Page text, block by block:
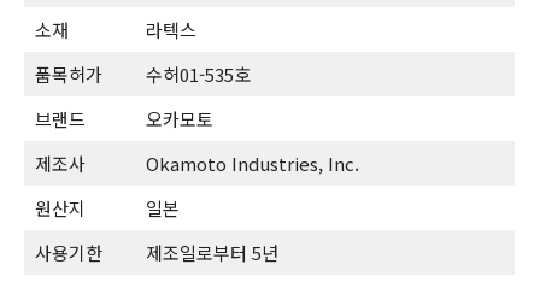
소재
라텍스
품목허가
수허01-535호
브랜드
오카모토
제조사
Okamoto Industries, Inc.
원산지
일본
사용기한
제조일로부터 5년